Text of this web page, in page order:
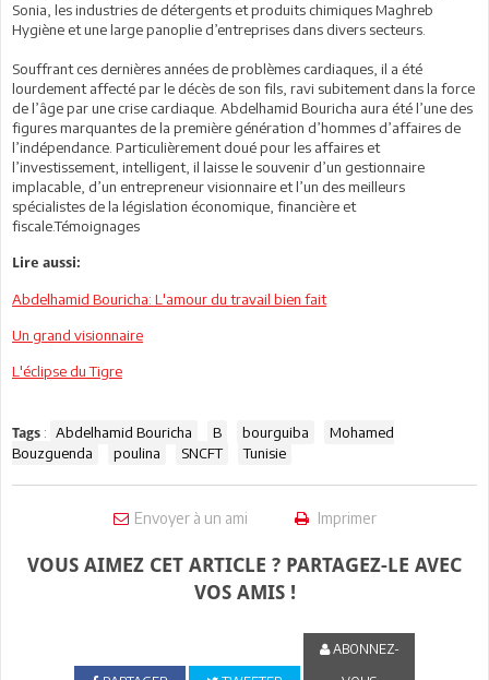
Sonia, les industries de détergents et produits chimiques Maghreb
Hygiène et une large panoplie d’entreprises dans divers secteurs.
Souffrant ces dernières années de problèmes cardiaques, il a été
lourdement affecté par le décès de son fils, ravi subitement dans la force
de l’âge par une crise cardiaque. Abdelhamid Bouricha aura été l’une des
figures marquantes de la première génération d’hommes d’affaires de
l’indépendance. Particulièrement doué pour les affaires et
l’investissement, intelligent, il laisse le souvenir d’un gestionnaire
implacable, d’un entrepreneur visionnaire et l’un des meilleurs
spécialistes de la législation économique, financière et
fiscale.Témoignages
Lire aussi:
Abdelhamid Bouricha: L'amour du travail bien fait
Un grand visionnaire
L'éclipse du Tigre
Tags : Abdelhamid Bouricha B bourguiba
Mohamed
Bouzguenda
poulina SNCFT Tunisie
Envoyer à un ami Imprimer
VOUS AIMEZ CET ARTICLE ? PARTAGEZ-LE AVEC
VOS AMIS !
ABONNEZ-